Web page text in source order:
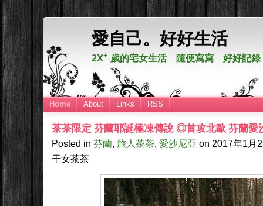
愛自己。好好生活
2X+ 歲的宅女生活 隨便寫寫 好好記錄
Home About Links RSS
茶茶限定 芬蘭耶誕極凍傳說 ◎首攻北歐 芬蘭
Posted in芬蘭,旅人茶茶,愛沙尼亞 on 2017年1月
干女茶茶